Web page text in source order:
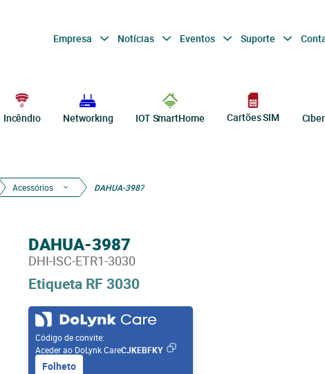
Empresa Notícias Eventos Suporte
Incêndio Networking IOT SmartHome Cartões SIM
Acessórios DAHUA-3987
Etiqueta RF 3030
DAHUA-3987
DHI-ISC-ETR1-3030
Código de convite:
Aceder ao DoLynk CareCJKEBFKY
Folheto